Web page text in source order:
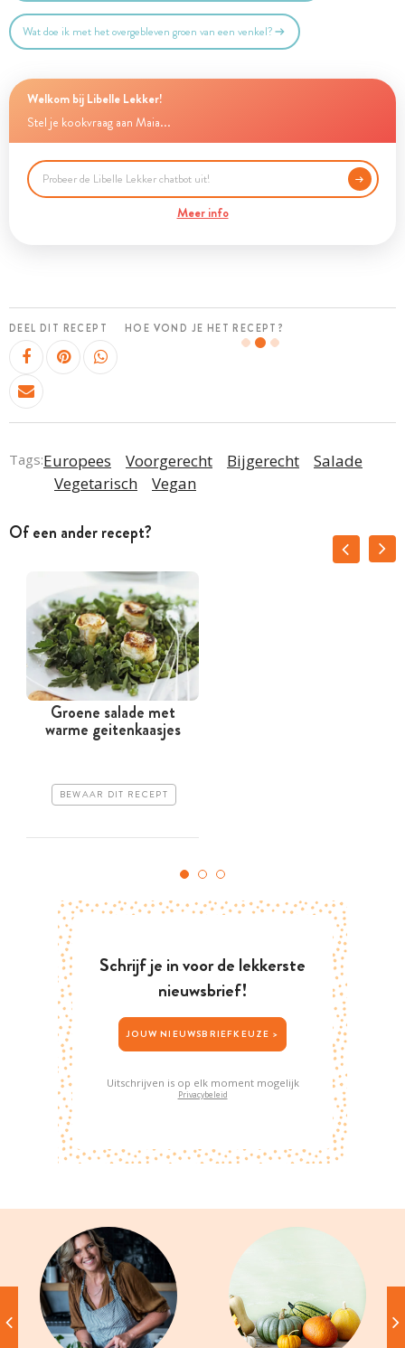
Wat doe ik met het overgebleven groen van een venkel?
Welkom bij Libelle Lekker!
Stel je kookvraag aan Maia...
Meer info
DEEL DIT RECEPT HOE VOND JE HET RECEPT?
Tags:Europees Voorgerecht Bijgerecht
Salade
Vegetarisch
Vegan
Of een ander recept?
Groene salade met
warme geitenkaasjes
BEWAAR DIT RECEPT
Schrijf je in voor de lekkerste
nieuwsbrief!
JOUW NIEUWSBRIEFKEUZE >
Uitschrijven is op elk moment mogelijk
Privacybeleid